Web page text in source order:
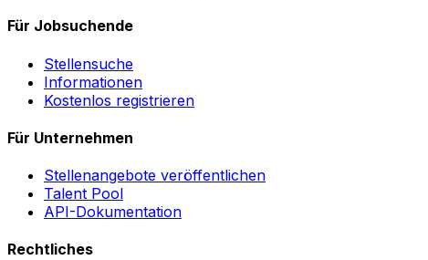
Für Jobsuchende
Stellensuche
Informationen
Kostenlos registrieren
Für Unternehmen
Stellenangebote veröffentlichen
Talent Pool
API-Dokumentation
Rechtliches